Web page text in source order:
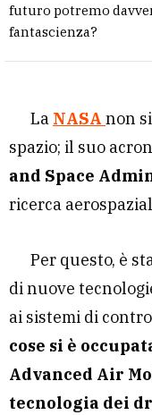
futuro potremo
fantascienza?
La NASA non
spazio; il suo
and Space
ricerca
Per questo, è
di nuove
ai sistemi di
cose si è
Advanced Air
tecnologia dei